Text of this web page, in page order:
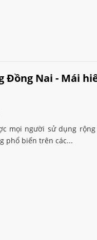
Đồng Nai - Mái
mọi người sử dụng
phổ biến trên các...